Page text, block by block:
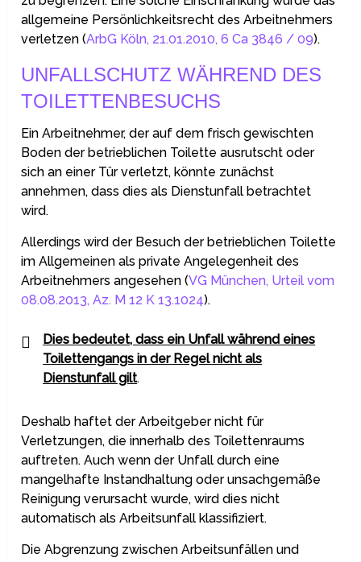
allgemeine Persönlichkeitsrecht des Arbeitnehmers
verletzen (ArbG Köln, 21.01.2010, 6 Ca 3846 / 09).
UNFALLSCHUTZ WÄHREND DES
TOILETTENBESUCHS
Ein Arbeitnehmer, der auf dem frisch gewischten
Boden der betrieblichen Toilette ausrutscht oder
sich an einer Tür verletzt, könnte zunächst
annehmen, dass dies als Dienstunfall betrachtet
wird.
Allerdings wird der Besuch der betrieblichen Toilette
im Allgemeinen als private Angelegenheit des
Arbeitnehmers angesehen (VG München, Urteil vom
08.08.2013, Az. M 12 K 13.1024).
Dies bedeutet, dass ein Unfall während eines
Toilettengangs in der Regel nicht als
Dienstunfall gilt.
Deshalb haftet der Arbeitgeber nicht für
Verletzungen, die innerhalb des Toilettenraums
auftreten. Auch wenn der Unfall durch eine
mangelhafte Instandhaltung oder unsachgemäße
Reinigung verursacht wurde, wird dies nicht
automatisch als Arbeitsunfall klassifiziert.
Die Abgrenzung zwischen Arbeitsunfällen und